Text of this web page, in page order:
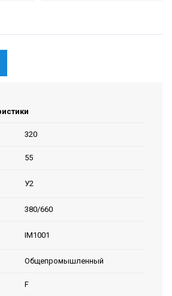
320
55
У2
380/660
IM1001
Общепромышленный
F